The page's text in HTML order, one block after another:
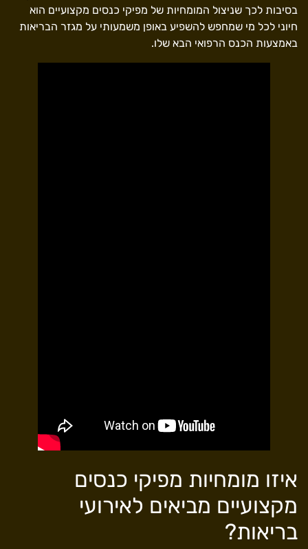
בסיבות לכך שניצול המומחיות של מפיקי כנסים מקצועיים הוא
חיוני לכל מי שמחפש להשפיע באופן משמעותי על מגזר הבריאות
באמצעות הכנס הרפואי הבא שלו.
איזו מומחיות מפיקי כנסים
מקצועיים מביאים לאירועי
בריאות?